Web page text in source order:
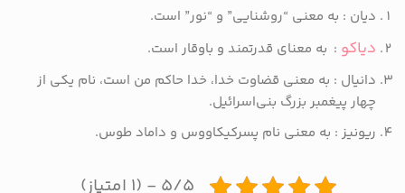
دیان : به معنی “روشنایی” و “نور” است.
دیاکو : به معنای قدرتمند و باوقار است.
دانیال : به معنی قضاوت خدا، خدا حاکم من است، نام یکی از
چهار پیغمبر بزرگ بنی‌اسرائیل.
ریونیز : به معنی نام پسرکیکاووس و داماد طوس.
۵/۵ - (۱ امتیاز)